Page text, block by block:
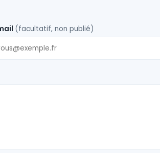
(facultatif, non publié)